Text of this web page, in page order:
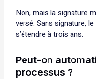
Non, mais la signature
versé. Sans signature,
s’étendre à trois ans.
Peut-on
processus ?